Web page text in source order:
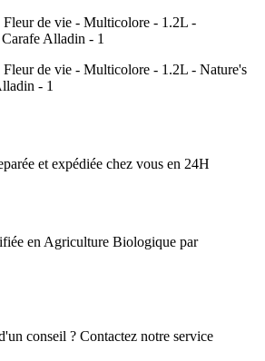
et expédiée chez vous en 24H
en Agriculture Biologique par
conseil ? Contactez notre service